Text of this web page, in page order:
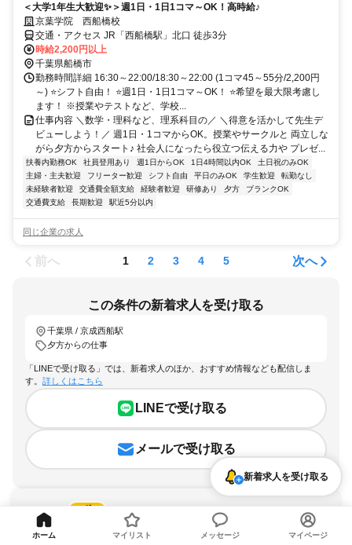
＜大学1年生大歓迎✨＞週1日・1日1コマ～OK！高時給♪
京葉学院 西船橋校
交通・アクセス JR「西船橋駅」北口 徒歩3分
時給2,200円以上
千葉県船橋市
勤務時間詳細 16:30～22:00/18:30～22:00 (1コマ45～55分/2,200円
～) ⭐シフト自由！ ⭐週1日・1日1コマ～OK！ ⭐希望を最大限考慮し
ます！ ※授業やテストなど、学校...
仕事内容 ＼数学・理科など、理系科目の／ ＼得意を活かして先生デ
ビューしよう！／ 週1日・1コマからOK。授業やサークルと 両立しな
がら夕方からスタート♪ 社会人になったら役立つ伝える力や プレゼ...
扶養内勤務OK 社員登用あり 週1日からOK 1日4時間以内OK
土日祝のみOK
主婦・主夫歓迎
フリーター歓迎 シフト自由 平日のみOK 学生歓迎
転勤なし
未経験者歓迎
交通費全額支給 経験者歓迎 研修あり 夕方
ブランクOK
交通費支給
長期歓迎 駅近5分以内
同じ企業の求人
前へ 1 2 3 4 5 次へ
この条件の新着求人を受け取る
千葉県 / 京成西船駅
夕方からの仕事
「LINEで受け取る」では、新着求人のほか、おすすめ情報なども配信しま
す。 詳しくはこちら
LINEで受け取る
メールで受け取る
新着求人を受け取る
ホーム マイリスト メッセージ マイページ